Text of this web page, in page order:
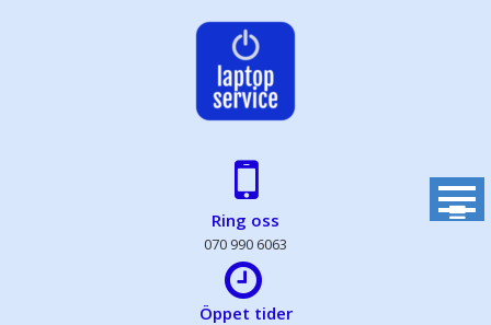
Ring oss
070 990 6063
Öppet tider